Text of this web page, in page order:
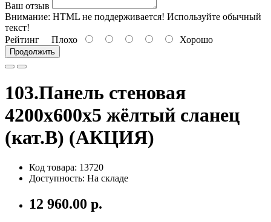
Ваш отзыв
Внимание: HTML не поддерживается! Используйте обычный
текст!
Рейтинг Плохо Хорошо
Продолжить
103.Панель стеновая
4200х600х5 жёлтый сланец
(кат.B) (АКЦИЯ)
Код товара: 13720
Доступность: На складе
12 960.00 р.